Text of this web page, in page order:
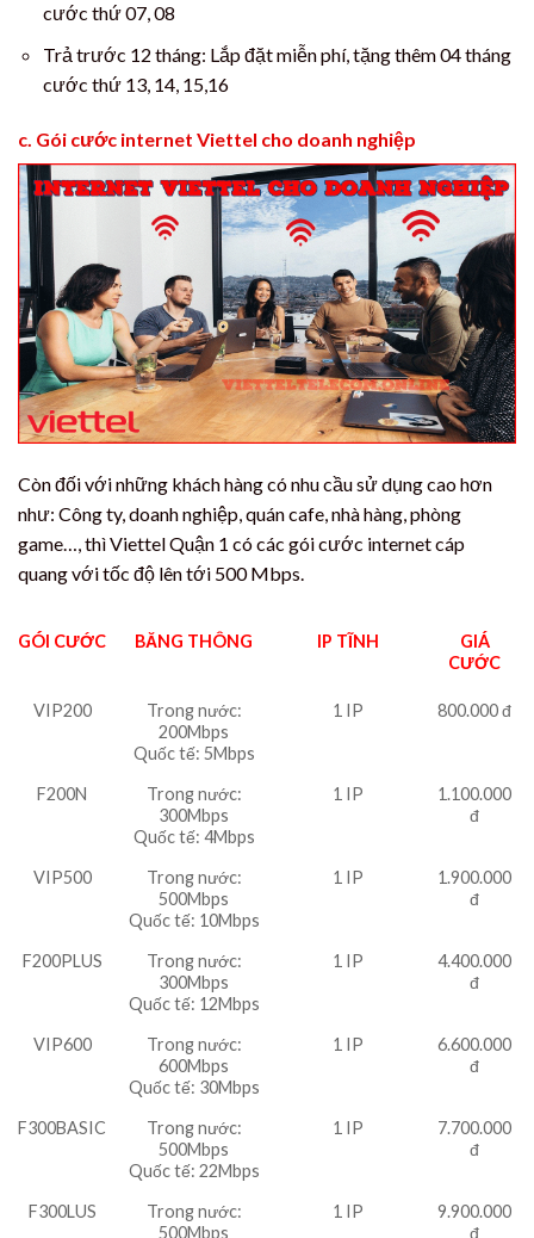
cước thứ 07, 08
Trả trước 12 tháng: Lắp đặt miễn phí, tặng thêm 04 tháng
cước thứ 13, 14, 15,16
c. Gói cước internet Viettel cho doanh nghiệp
Còn đối với những khách hàng có nhu cầu sử dụng cao hơn
như: Công ty, doanh nghiệp, quán cafe, nhà hàng, phòng
game…, thì Viettel Quận 1 có các gói cước internet cáp
quang với tốc độ lên tới 500 Mbps.
GÓI CƯỚC BĂNG THÔNG IP TĨNH
GIÁ
CƯỚC
VIP200
Trong nước:
200Mbps
Quốc tế: 5Mbps
1 IP 800.000 đ
F200N
Trong nước:
300Mbps
Quốc tế: 4Mbps
1 IP
1.100.000
đ
VIP500
Trong nước:
500Mbps
Quốc tế: 10Mbps
1 IP
1.900.000
đ
F200PLUS
Trong nước:
300Mbps
Quốc tế: 12Mbps
1 IP
4.400.000
đ
VIP600
Trong nước:
600Mbps
Quốc tế: 30Mbps
1 IP
6.600.000
đ
F300BASIC
Trong nước:
500Mbps
Quốc tế: 22Mbps
1 IP
7.700.000
đ
F300LUS
Trong nước:
500Mbps
1 IP
9.900.000
đ